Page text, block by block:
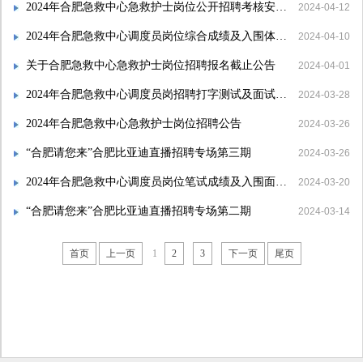
2024-04-12
2024-04-10
关于合肥急救中心急救护士岗位招聘报名截止公告 2024-04-01
2024-03-28
2024年合肥急救中心急救护士岗位招聘公告 2024-03-26
“合肥请您来”合肥比亚迪直播招聘专场第三期 2024-03-26
2024-03-20
“合肥请您来”合肥比亚迪直播招聘专场第二期 2024-03-14
首页 上一页 1 2 3 下一页 尾页